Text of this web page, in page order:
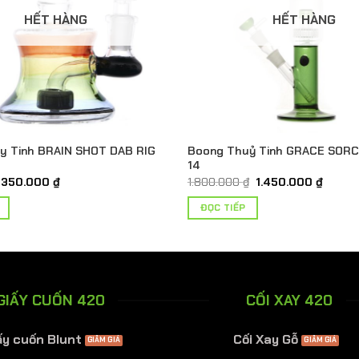
HẾT HÀNG
Tinh BRAIN SHOT DAB RIG
Giá
400.000 ₫.
350.000₫Giá
HẾT HÀNG
Boong Thuỷ Tinh GRACE
14
1.800.000₫ Giá
1.800.000 ₫.
1.450.000₫Giá
ĐỌC TIẾP
CUỐN 420
cuốn Blunt
CỐI XAY 420
Cối Xay Gỗ